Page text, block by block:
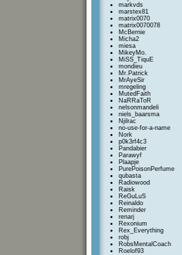
markvds
marstex81
matrix0070
matrix0070078
McBernie
Micha2
miesa
MikeyMo.
MiSS_TiquE
mondieu
Mr.Patrick
MrAyeSir
mregeling
MutedFaith
NaRRaToR
nelsonmandeli
niels_baarsma
Njilrac
no-use-for-a-name
Nork
p0k3rf4c3
Pandabier
Parawyf
Plaapje
PurePoisonPerfume
qubasta
Radiowood
Raisk
ReGuLuS
Reinaldo
Reminder
renarj
Rexonium
Rex_Everything
robj
RobsMentalCoach
Roelof93